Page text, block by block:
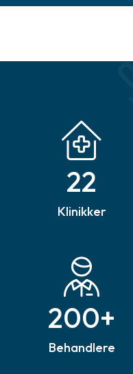
22
Klinikker
200+
Behandlere